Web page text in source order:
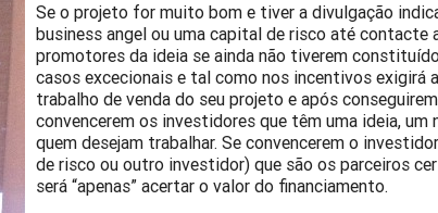
Se o projeto for muito bom e tiver a divulgação
business angel ou uma capital de risco até contacte
promotores da ideia se ainda não tiverem
casos excecionais e tal como nos incentivos exigirá
trabalho de venda do seu projeto e após
convencerem os investidores que têm uma ideia, um
quem desejam trabalhar. Se convencerem o
de risco ou outro investidor) que são os parceiros
será “apenas” acertar o valor do financiamento.